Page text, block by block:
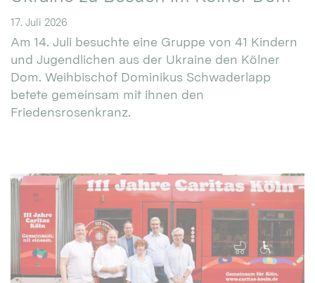
17. Juli 2026
Am 14. Juli besuchte eine Gruppe von 41 Kindern
und Jugendlichen aus der Ukraine den Kölner
Dom. Weihbischof Dominikus Schwaderlapp
betete gemeinsam mit ihnen den
Friedensrosenkranz.